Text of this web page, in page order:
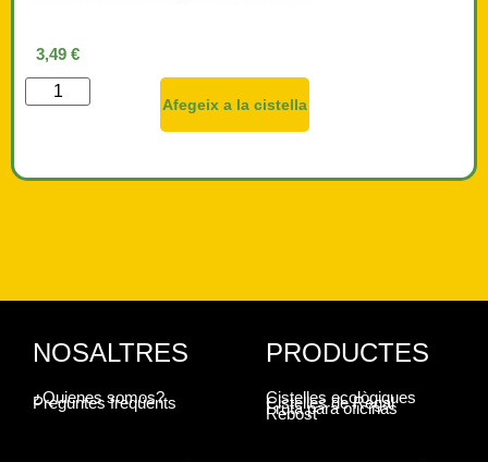
3,49 €
Afegeix a la cistella
NOSALTRES
¿Quienes somos?
Preguntes freqüents
PRODUCTES
Cistelles ecològiques
Cistelles de Regal
Fruta para oficinas
Rebost